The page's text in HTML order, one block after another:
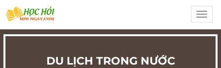
DU LỊCH TRONG NƯỚC